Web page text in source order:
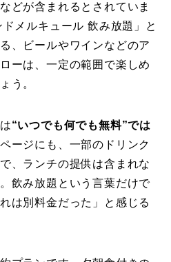
どが含まれるとされていま
メルキュール 飲み放題」と
、ビールやワインなどのア
ーは、一定の範囲で楽しめ
う。
“いつでも何でも無料”では
ージにも、一部のドリンク
、ランチの提供は含まれな
飲み放題という言葉だけで
は別料金だった」と感じる